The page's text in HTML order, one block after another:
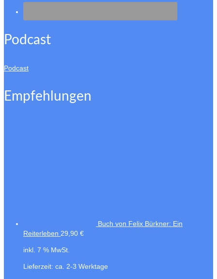
Podcast
Podcast
Empfehlungen
Buch von Felix Bürkner: Ein
Reiterleben 29,90 €
inkl. 7 % MwSt.
Lieferzeit: ca. 2-3 Werktage